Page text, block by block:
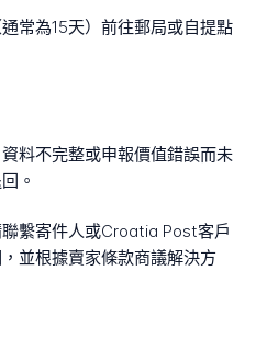
常為15天）前往郵局或自提點
料不完整或申報價值錯誤而未
。
繫寄件人或Croatia Post客戶
並根據賣家條款商議解決方